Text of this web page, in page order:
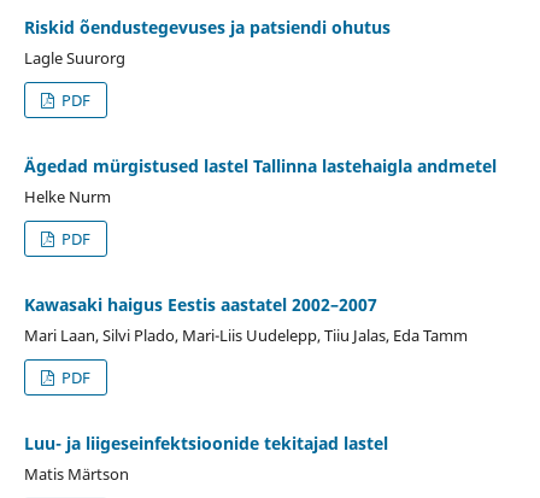
Riskid õendustegevuses ja patsiendi ohutus
Lagle Suurorg
PDF
Ägedad mürgistused lastel Tallinna lastehaigla andmetel
Helke Nurm
PDF
Kawasaki haigus Eestis aastatel 2002–2007
Mari Laan, Silvi Plado, Mari-Liis Uudelepp, Tiiu Jalas, Eda Tamm
PDF
Luu- ja liigeseinfektsioonide tekitajad lastel
Matis Märtson